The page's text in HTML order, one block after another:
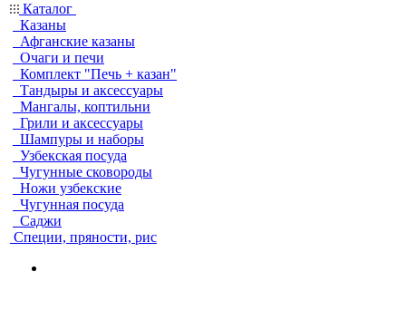
Каталог
Казаны
Афганские казаны
Очаги и печи
Комплект "Печь + казан"
Тандыры и аксессуары
Мангалы, коптильни
Грили и аксессуары
Шампуры и наборы
Узбекская посуда
Чугунные сковороды
Ножи узбекские
Чугунная посуда
Саджи
Специи, пряности, рис